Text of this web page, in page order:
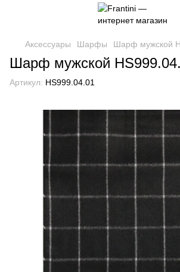
Аксессуары Шарфы Шарф мужской
Шарф мужской
Артикул: HS999.04.01